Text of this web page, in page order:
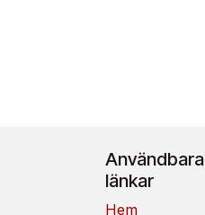
Användbara
länkar
Hem